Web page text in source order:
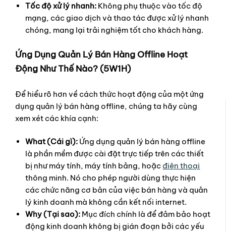
Tốc độ xử lý nhanh: Không phụ thuộc vào tốc độ
mạng, các giao dịch và thao tác được xử lý nhanh
chóng, mang lại trải nghiệm tốt cho khách hàng.
Ứng Dụng Quản Lý Bán Hàng Offline Hoạt
Động Như Thế Nào? (5W1H)
Để hiểu rõ hơn về cách thức hoạt động của một ứng
dụng quản lý bán hàng offline, chúng ta hãy cùng
xem xét các khía cạnh:
What (Cái gì): Ứng dụng quản lý bán hàng offline
là phần mềm được cài đặt trực tiếp trên các thiết
bị như máy tính, máy tính bảng, hoặc điện thoại
thông minh. Nó cho phép người dùng thực hiện
các chức năng cơ bản của việc bán hàng và quản
lý kinh doanh mà không cần kết nối internet.
Why (Tại sao): Mục đích chính là để đảm bảo hoạt
động kinh doanh không bị gián đoạn bởi các yếu